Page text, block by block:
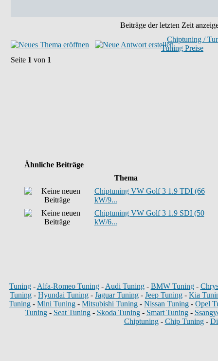
Beiträge der letzten Zeit
Chiptuning /
Tuning Preise
Seite 1 von 1
Ähnliche Beiträge
Thema
Chiptuning VW Golf 3 1.9 TDI (66
kW/9...
Chiptuning VW Golf 3 1.9 SDI (50
kW/6...
Tuning- Alfa-Romeo Tuning- Audi Tuning- BMW Tuning-
Tuning - Hyundai Tuning - Jaguar Tuning - Jeep Tuning - Kia
Tuning - Mini Tuning - Mitsubishi Tuning - Nissan Tuning - Opel
Tuning- Seat Tuning- Skoda Tuning- Smart Tuning-
Chiptuning- Chip Tuning-